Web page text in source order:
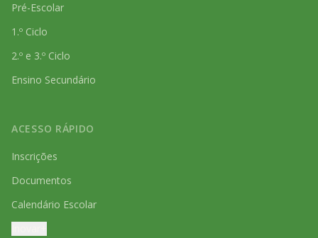
Pré-Escolar
1.º Ciclo
2.º e 3.º Ciclo
Ensino Secundário
ACESSO RÁPIDO
Inscrições
Documentos
Calendário Escolar